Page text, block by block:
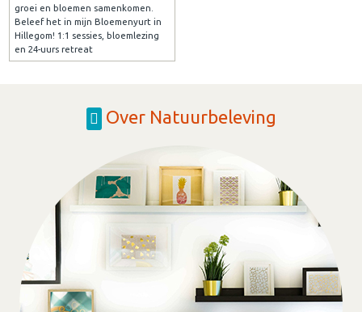
groei en bloemen samenkomen.
Beleef het in mijn Bloemenyurt in
Hillegom! 1:1 sessies, bloemlezing
en 24-uurs retreat
Over Natuurbeleving